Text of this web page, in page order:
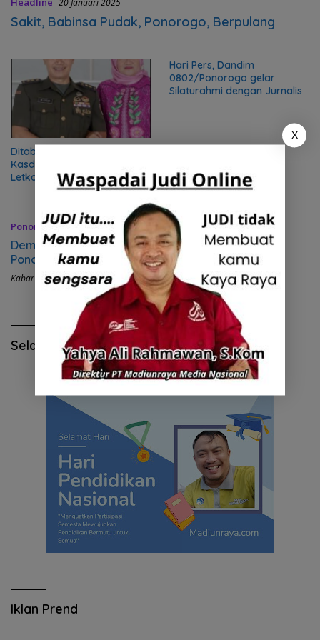
20 Januari 2025
Sakit, Babinsa Pudak, Ponorogo, Berpulang
Ditabrak CBR, Mantan
Kasdim 0802/Ponorogo,
Letkol M Yusuf dan Isteri
Meninggal Dunia
Hari Pers, Dandim
0802/Ponorogo gelar
Silaturahmi dengan Jurnalis
Ponorogo 21 Agustus 2018
Demi pemecahan rekor MURI, TNI dan Persit KCK
Ponorogo latihan intensif tari Gemu Famire
Kabar Ponorogo
Selamat Hari Pendidikan Nasional
Iklan Prend
X